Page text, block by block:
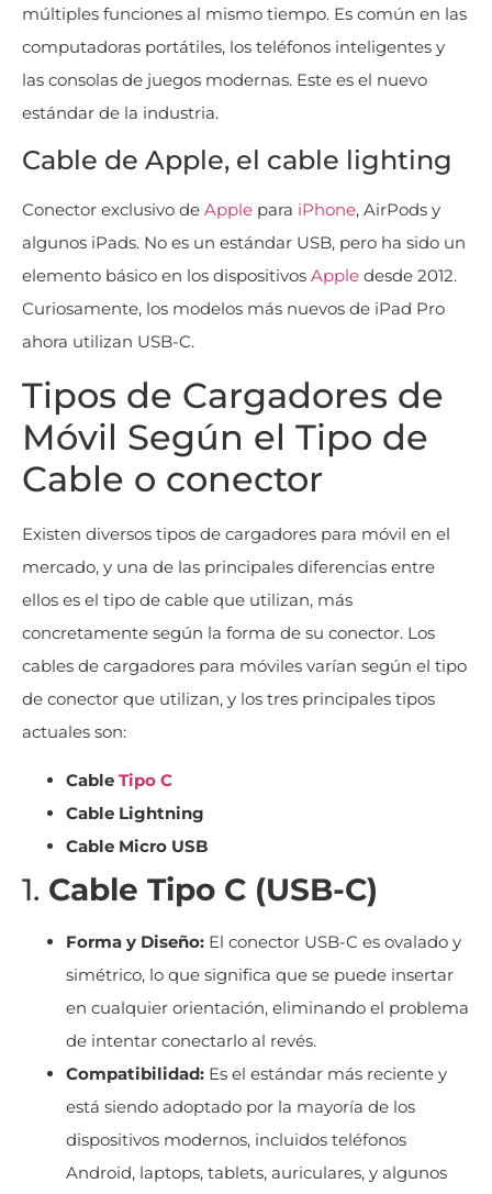
múltiples funciones al mismo tiempo. Es común en las
computadoras portátiles, los teléfonos inteligentes y
las consolas de juegos modernas. Este es el nuevo
estándar de la industria.
Cable de Apple, el cable lighting
Conector exclusivo de Apple para iPhone, AirPods y
algunos iPads. No es un estándar USB, pero ha sido un
elemento básico en los dispositivos Apple desde 2012.
Curiosamente, los modelos más nuevos de iPad Pro
ahora utilizan USB-C.
Tipos de Cargadores de
Móvil Según el Tipo de
Cable o conector
Existen diversos tipos de cargadores para móvil en el
mercado, y una de las principales diferencias entre
ellos es el tipo de cable que utilizan, más
concretamente según la forma de su conector. Los
cables de cargadores para móviles varían según el tipo
de conector que utilizan, y los tres principales tipos
actuales son:
Cable Tipo C
Cable Lightning
Cable Micro USB
1. Cable Tipo C (USB-C)
Forma y Diseño: El conector USB-C es ovalado y
simétrico, lo que significa que se puede insertar
en cualquier orientación, eliminando el problema
de intentar conectarlo al revés.
Compatibilidad: Es el estándar más reciente y
está siendo adoptado por la mayoría de los
dispositivos modernos, incluidos teléfonos
Android, laptops, tablets, auriculares, y algunos